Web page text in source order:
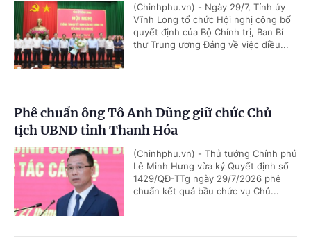
(Chinhphu.vn) - Ngày 29/7, Tỉnh ủy
Vĩnh Long tổ chức Hội nghị công bố
quyết định của Bộ Chính trị, Ban Bí
thư Trung ương Đảng về việc điều...
Phê chuẩn ông Tô Anh Dũng giữ chức Chủ
tịch UBND tỉnh Thanh Hóa
(Chinhphu.vn) - Thủ tướng Chính phủ
Lê Minh Hưng vừa ký Quyết định số
1429/QĐ-TTg ngày 29/7/2026 phê
chuẩn kết quả bầu chức vụ Chủ...